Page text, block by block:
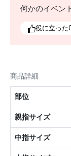
何かのイベン
あって見て
役に立った
商品詳細
部位
親指サイズ
中指サイズ